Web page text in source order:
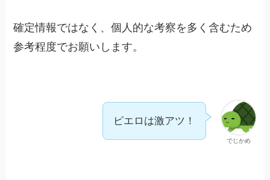
確定情報ではなく、個人的な考察を多く含むため
参考程度でお願いします。
でじかめ
ピエロは激アツ！